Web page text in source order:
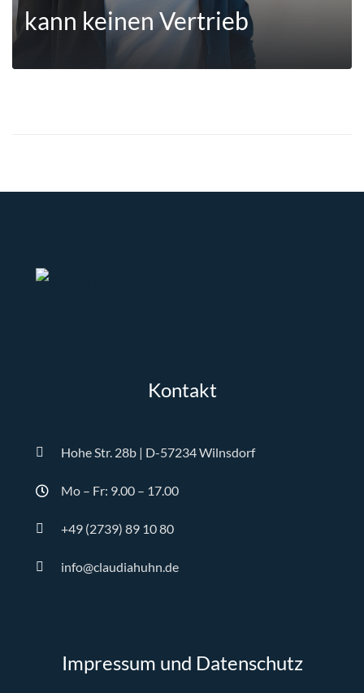
kann keinen Vertrieb
Kontakt
Hohe Str. 28b | D-57234 Wilnsdorf
Mo – Fr: 9.00 – 17.00
+49 (2739) 89 10 80
info@claudiahuhn.de
Impressum und Datenschutz